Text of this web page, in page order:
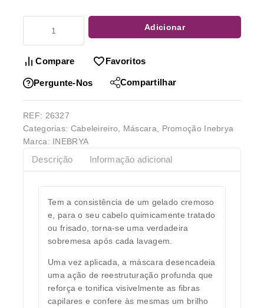
Adicionar
Compare Favoritos
Pergunte-Nos Compartilhar
REF: 26327
Categorias: Cabeleireiro Máscara
Promoção Inebrya
Marca: INEBRYA
Descrição Informação adicional
Tem a consistência de um gelado cremoso
e, para o seu cabelo quimicamente tratado
ou frisado, torna-se uma verdadeira
sobremesa após cada lavagem.
Uma vez aplicada, a máscara desencadeia
uma ação de reestruturação profunda que
reforça e tonifica visivelmente as fibras
capilares e confere às mesmas um brilho